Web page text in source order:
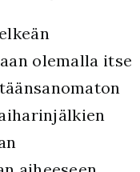
olemalla itse